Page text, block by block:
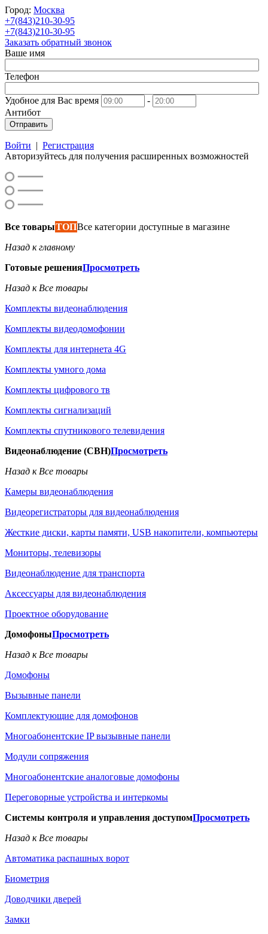
Город: Москва
+7(843)210-30-95
+7(843)210-30-95
Заказать обратный звонок
Ваше имя
Телефон
Удобное для Вас время
-
Антибот
Отправить
Войти | Регистрация
Авторизуйтесь для получения расширенных возможностей
Все товарыТОПВсе категории доступные в магазине
Назад к главному
Готовые решенияПросмотреть
Назад к Все товары
Комплекты видеонаблюдения
Комплекты видеодомофонии
Комплекты для интернета 4G
Комплекты умного дома
Комплекты цифрового тв
Комплекты сигнализаций
Комплекты спутникового телевидения
Видеонаблюдение (СВН)Просмотреть
Назад к Все товары
Камеры видеонаблюдения
Видеорегистраторы для видеонаблюдения
Жесткие диски, карты памяти, USB накопители, компьютеры
Мониторы, телевизоры
Видеонаблюдение для транспорта
Аксессуары для видеонаблюдения
Проектное оборудование
ДомофоныПросмотреть
Назад к Все товары
Домофоны
Вызывные панели
Комплектующие для домофонов
Многоабонентские IP вызывные панели
Модули сопряжения
Многоабонентские аналоговые домофоны
Переговорные устройства и интеркомы
Системы контроля и управления доступомПросмотреть
Назад к Все товары
Автоматика распашных ворот
Биометрия
Доводчики дверей
Замки